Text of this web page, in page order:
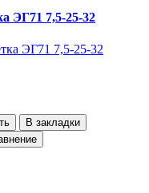
ЭГ71 7,5-25-32
В закладки